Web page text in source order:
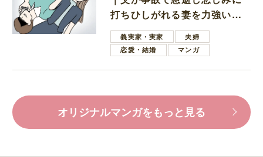
打ちひしがれる妻を力強い言
葉で励ます夫
義実家・実家
夫婦
恋愛・結婚
マンガ
オリジナルマンガをもっと見る